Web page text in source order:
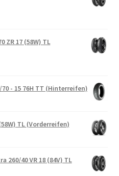
ZR 17 (58W) TL
70 - 15 76H TT (Hinterreifen)
TL (Vorderreifen)
260/40 VR 18 (84V) TL